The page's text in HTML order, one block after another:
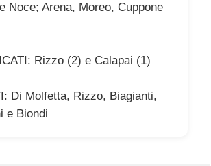
Noce; Arena, Moreo, Cuppone
Rizzo (2) e Calapai (1)
Di Molfetta, Rizzo, Biagianti,
e Biondi